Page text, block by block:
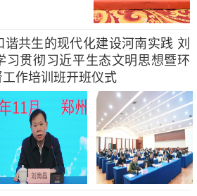
共生的现代化建设河南实践 刘
习贯彻习近平生态文明思想暨环
作培训班开班仪式